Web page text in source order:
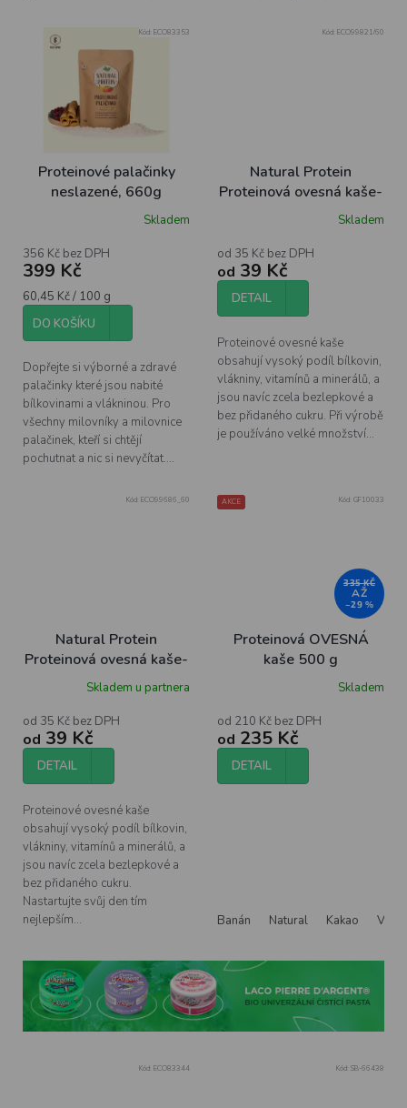
Proteinové palačinky
neslazené, 660g
Skladem
356 Kč bez DPH
399 Kč
Měrná
cena:
60,45 Kč / 100 g
DO KOŠÍKU
Dopřejte si výborné a zdravé
palačinky které jsou nabité
bílkovinami a vlákninou. Pro
všechny milovníky a milovnice
palačinek, kteří si chtějí
pochutnat a nic si nevyčítat....
Kód: ECO83353
Natural Protein
Proteinová ovesná kaše-
Jablko a skořiceSkladem
od 35 Kč bez DPH
od 39 Kč
DETAIL
Proteinové ovesné kaše
obsahují vysoký podíl bílkovin,
vlákniny, vitamínů a minerálů, a
jsou navíc zcela bezlepkové a
bez přidaného cukru. Při výrobě
je používáno velké množství...
Kód: ECO99821/60
Natural Protein
Proteinová ovesná kaše-
Jahoda
Skladem u partnera
od 35 Kč bez DPH
od 39 Kč
DETAIL
Proteinové ovesné kaše
obsahují vysoký podíl bílkovin,
vlákniny, vitamínů a minerálů, a
jsou navíc zcela bezlepkové a
bez přidaného cukru.
Nastartujte svůj den tím
nejlepším...
Kód: ECO99686_60 AKCE
335 KČ
AŽ
–29 %
Proteinová OVESNÁ
kaše 500 g
Skladem
od 210 Kč bez DPH
od 235 Kč
DETAIL
Banán Natural Kakao
Kód: GF10033
Kód: ECO83344 Kód: SB-66438